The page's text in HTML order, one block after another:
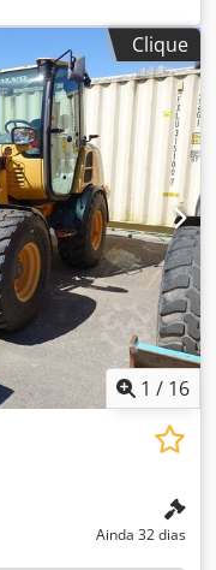
modelo: 2018
kg Número de
técnico: muito bom
consulta Número de
opções e acessórios =
Cabine fechada -
Clique
1 / 16
Ainda 32 dias